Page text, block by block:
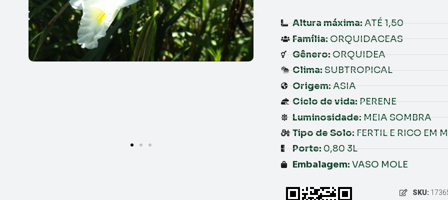
Altura máxima: ATÉ 1,50
Família: ORQUIDACEAS
Gênero: ORQUIDEA
Clima: SUBTROPICAL
Origem: ASIA
Ciclo de vida: PERENE
Luminosidade: MEIA SOMBRA
Tipo de Solo: FERTIL E RICO EM
Porte: 0,80 3L
Embalagem: VASO MOLE
SKU: